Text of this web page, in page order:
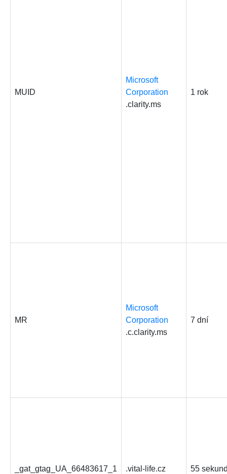
MUID
Microsoft
Corporation
.clarity.ms
1 rok
MR
Microsoft
Corporation
.c.clarity.ms
7 dní
_gat_gtag_UA_66483617_1 .vital-life.cz 55